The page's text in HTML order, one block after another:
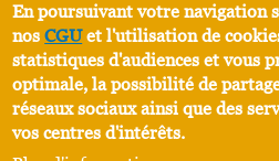
En poursuivant votre navigation
nosCGUet l'utilisation de
statistiques d'audiences et vous
optimale, la possibilité de
réseaux sociaux ainsi que des
vos centres d'intérêts.
Identifiant
S’INSCRIRE À LA